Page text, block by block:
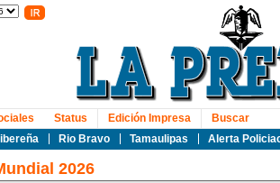
Rio Bravo Tamaulipas Alerta
Status Edición Impresa Buscar
2026